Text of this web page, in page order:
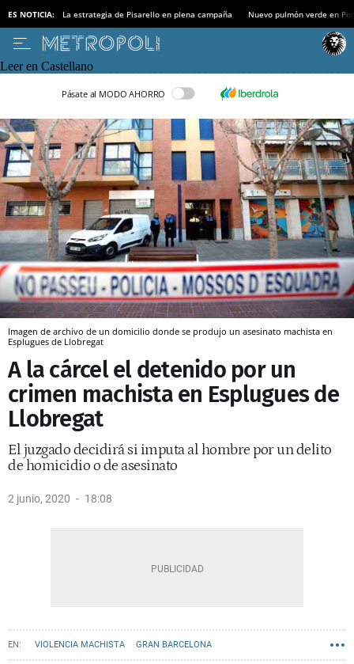
ES NOTICIA: La estrategia de Pisarello en plena campaña Nuevo pulmón verde en
Leer en Castellano
Pásate al MODO AHORRO
Imagen de archivo de un domicilio donde se produjo un asesinato machista en
Esplugues de Llobregat
A la cárcel el detenido por un
crimen machista en Esplugues de
Llobregat
El juzgado decidirá si imputa al hombre por un delito
de homicidio o de asesinato
2 junio, 2020 18:08
VIOLENCIA MACHISTA GRAN BARCELONA